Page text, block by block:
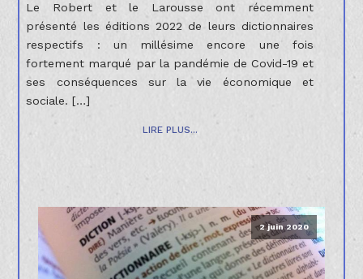
Le Robert et le Larousse ont récemment
présenté les éditions 2022 de leurs dictionnaires
respectifs : un millésime encore une fois
fortement marqué par la pandémie de Covid-19 et
ses conséquences sur la vie économique et
sociale. […]
LIRE PLUS...
2 juin 2020